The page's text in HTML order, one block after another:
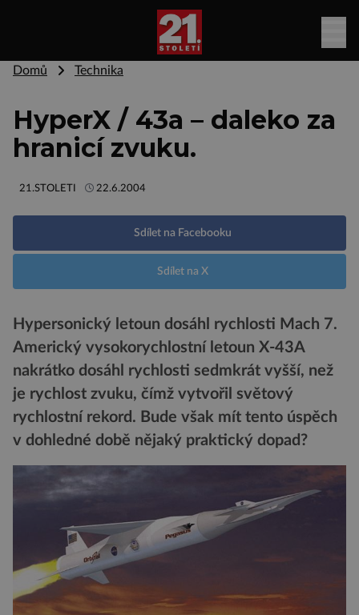
Domů Technika
HyperX / 43a – daleko za
hranicí zvuku.
21.STOLETI 22.6.2004
Sdílet na Facebooku
Sdílet na X
Hypersonický letoun dosáhl rychlosti Mach 7.
Americký vysokorychlostní letoun X-43A
nakrátko dosáhl rychlosti sedmkrát vyšší, než
je rychlost zvuku, čímž vytvořil světový
rychlostní rekord. Bude však mít tento úspěch
v dohledné době nějaký praktický dopad?